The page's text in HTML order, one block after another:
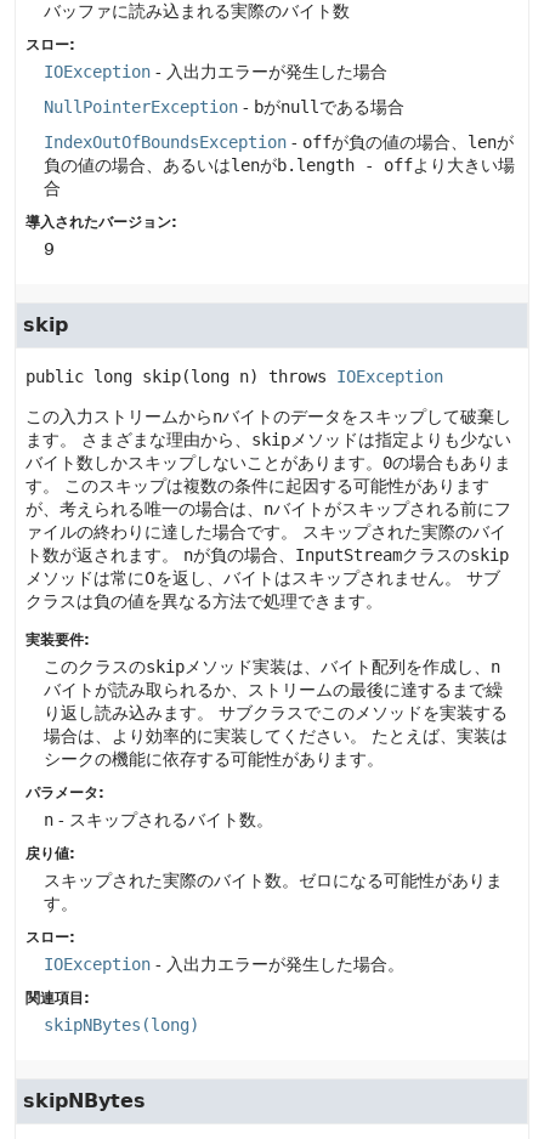
バッファに読み込まれる実際のバイト数
スロー:
IOException - 入出力エラーが発生した場合
NullPointerException - bがnull である場合
IndexOutOfBoundsException - offが負の値の場合、 lenが
負の値の場合、あるいはlenがb.length - offより大きい場
合
導入されたバージョン:
9
skip
public long skip(long n) throws IOException
この入力ストリームからnバイトのデータをスキップして破棄し
ます。
さまざまな理由から、 skip メソッドは指定よりも少ない
バイト数しかスキップしないことがあります。 0の場合もありま
す。
このスキップは複数の条件に起因する可能性があります
が、考えられる唯一の場合は、 nバイトがスキップされる前にフ
ァイルの終わりに達した場合です。
スキップされた実際のバイ
ト数が返されます。
nが負の場合、 InputStreamクラスのskip
メソッドは常に0を返し、バイトはスキップされません。
サブ
クラスは負の値を異なる方法で処理できます。
実装要件:
このクラスのskip メソッド実装は、バイト配列を作成し、 n
バイトが読み取られるか、ストリームの最後に達するまで繰
り返し読み込みます。
サブクラスでこのメソッドを実装する
場合は、より効率的に実装してください。
たとえば、実装は
シークの機能に依存する可能性があります。
パラメータ:
n - スキップされるバイト数。
戻り値:
スキップされた実際のバイト数。ゼロになる可能性がありま
す。
スロー:
IOException - 入出力エラーが発生した場合。
関連項目:
skipNBytes(long)
skipNBytes